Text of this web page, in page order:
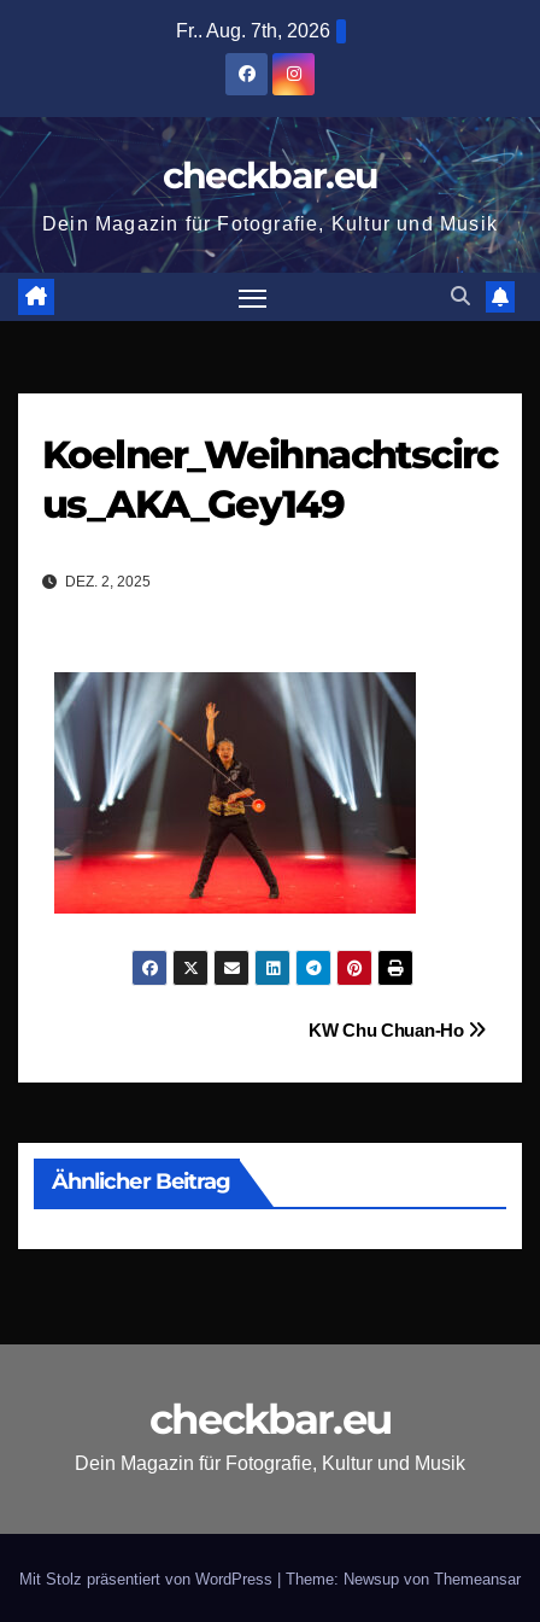
Fr.. Aug. 7th, 2026
checkbar.eu
Dein Magazin für Fotografie, Kultur und Musik
Koelner_Weihnachtscirc
us_AKA_Gey149
DEZ. 2, 2025
Beitragsnavigation
KW Chu Chuan-Ho
Ähnlicher Beitrag
checkbar.eu
Dein Magazin für Fotografie, Kultur und Musik
Mit Stolz präsentiert von WordPress | Theme: Newsup von Themeansar